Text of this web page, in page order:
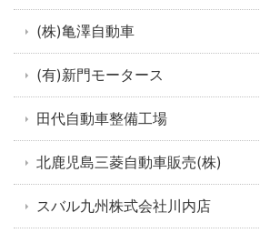
(株)亀澤自動車
(有)新門モータース
田代自動車整備工場
北鹿児島三菱自動車販売(株)
スバル九州株式会社川内店